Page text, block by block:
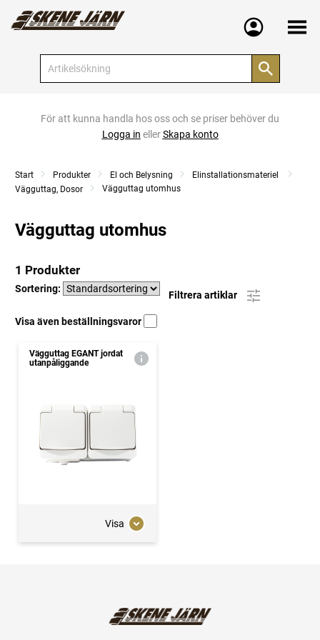
Meny
För att kunna handla hos oss och se priser behöver du
Logga in ellerSkapa konto
Start Produkter El och Belysning
Elinstallationsmateriel
Vägguttag, Dosor
Vägguttag utomhus
Vägguttag utomhus
1 Produkter
Sortering:
Filtrera artiklar
Visa även beställningsvaror
Vägguttag EGANT jordat
utanpåliggande
Visa